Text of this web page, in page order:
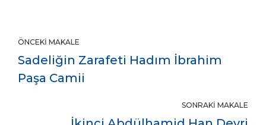
ÖNCEKI MAKALE
Sadeliğin Zarafeti Hadım İbrahim
Paşa Camii
SONRAKI MAKALE